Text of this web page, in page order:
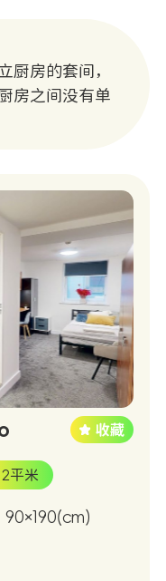
厨房的套间，
房之间没有单
平米
90×190(cm)